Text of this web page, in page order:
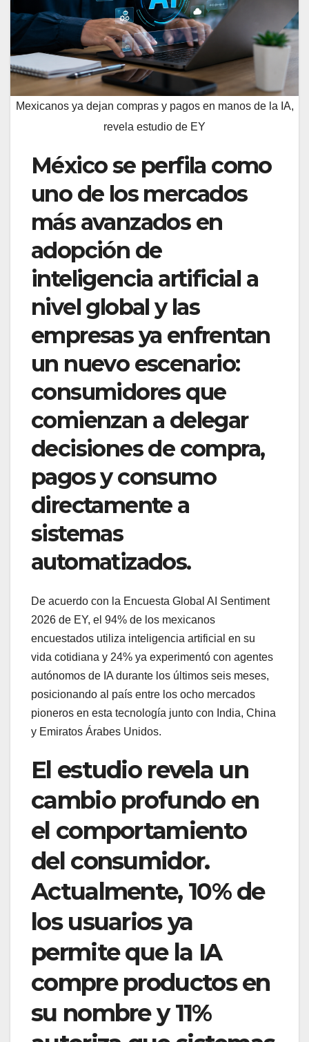
Mexicanos ya dejan compras y pagos en manos de la IA,
revela estudio de EY
México se perfila como
uno de los mercados
más avanzados en
adopción de
inteligencia artificial a
nivel global y las
empresas ya enfrentan
un nuevo escenario:
consumidores que
comienzan a delegar
decisiones de compra,
pagos y consumo
directamente a
sistemas
automatizados.
De acuerdo con la Encuesta Global AI Sentiment
2026 de EY, el 94% de los mexicanos
encuestados utiliza inteligencia artificial en su
vida cotidiana y 24% ya experimentó con agentes
autónomos de IA durante los últimos seis meses,
posicionando al país entre los ocho mercados
pioneros en esta tecnología junto con India, China
y Emiratos Árabes Unidos.
El estudio revela un
cambio profundo en
el comportamiento
del consumidor.
Actualmente, 10% de
los usuarios ya
permite que la IA
compre productos en
su nombre y 11%